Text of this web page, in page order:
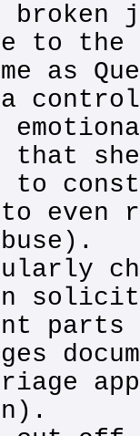
broken
to the
as
to
even
parts